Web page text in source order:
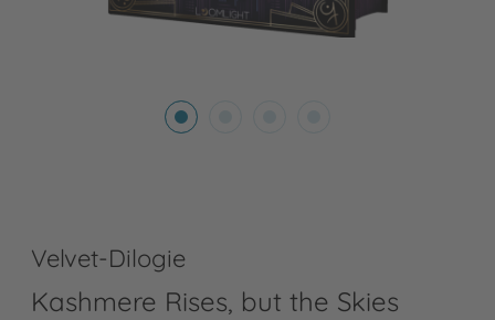
Velvet-Dilogie
Kashmere Rises, but the Skies